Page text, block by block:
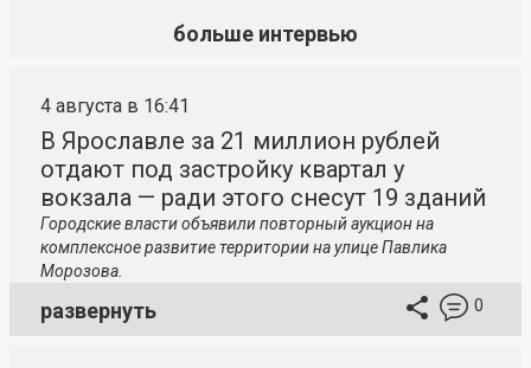
больше интервью
4 августа в 16:41
В Ярославле за 21 миллион рублей
отдают под застройку квартал у
вокзала — ради этого снесут 19 зданий
Городские власти объявили повторный аукцион на
комплексное развитие территории на улице Павлика
Морозова.
развернуть 0